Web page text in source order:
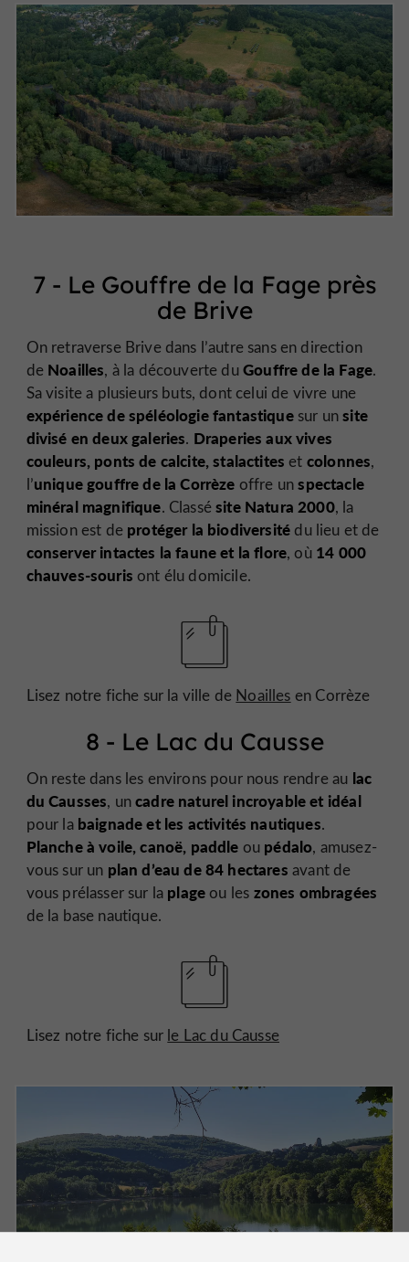
7 - Le Gouffre de la Fage près
de Brive
On retraverse Brive dans l’autre sans en direction
de Noailles, à la découverte duGouffre de la Fage.
Sa visite a plusieurs buts, dont celui de vivre une
expérience de spéléologie fantastique sur unsite
divisé en deux galeries. Draperies aux vives
couleurs, ponts de calcite, stalactites et colonnes,
l’unique gouffre de la Corrèze offre unspectacle
minéral magnifique. Classésite Natura 2000, la
mission est de protéger la biodiversité du lieu et de
conserver intactes la faune et la flore, où 14 000
chauves-souris ont élu domicile.
Lisez notre fiche sur la ville de Noailles en Corrèze
8 - Le Lac du Causse
On reste dans les environs pour nous rendre au lac
du Causses, uncadre naturel incroyable et idéal
pour la baignade et les activités nautiques.
Planche à voile, canoë, paddle ou pédalo, amusez-
vous sur un plan d’eau de 84 hectares avant de
vous prélasser sur la plage ou les zones ombragées
de la base nautique.
Lisez notre fiche sur le Lac du Causse